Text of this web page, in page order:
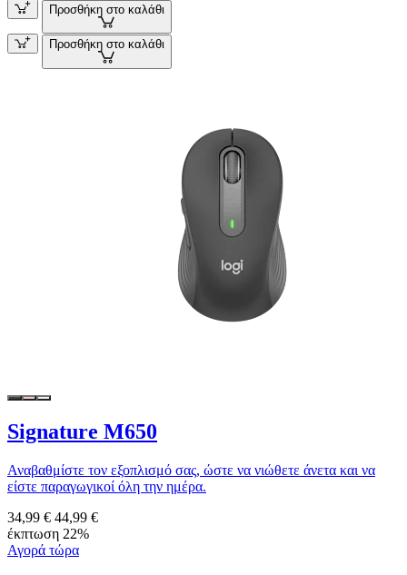
Προσθήκη στο καλάθι
Προσθήκη στο καλάθι
Signature M650
Αναβαθμίστε τον εξοπλισμό σας, ώστε να νιώθετε άνετα και να
είστε παραγωγικοί όλη την ημέρα.
34,99 € 44,99 €
έκπτωση 22%
Αγορά τώρα